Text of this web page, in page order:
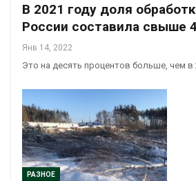
В 2021 году доля
России составила свыше
Янв 14, 2022
Это на десять процентов больше, чем в
РАЗНОЕ